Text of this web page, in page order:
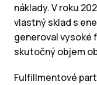
náklady. V roku
vlastný sklad s
generoval vysoké
skutočný objem
Fulfillmentové